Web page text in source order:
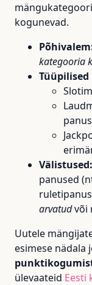
kogunevad.
kategooria
Välistused:
panused
arvatudvõi
Uutele
esimese nädala
ülevaateid Eesti